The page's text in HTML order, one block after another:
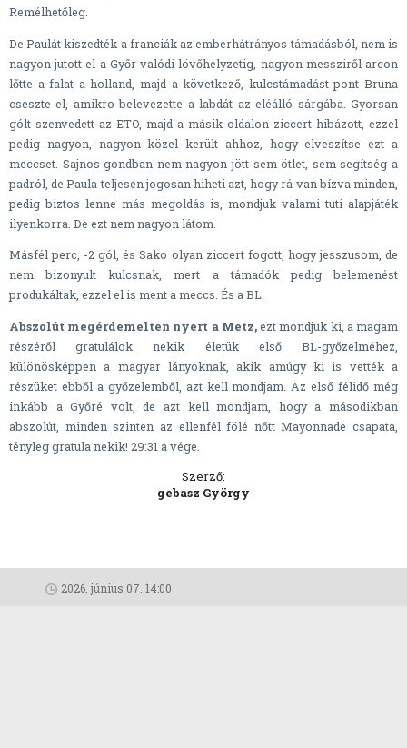
Remélhetőleg.
De Paulát kiszedték a franciák az emberhátrányos támadásból, nem is
nagyon jutott el a Győr valódi lövőhelyzetig, nagyon messziről arcon
lőtte a falat a holland, majd a következő, kulcstámadást pont Bruna
cseszte el, amikro belevezette a labdát az eléálló sárgába. Gyorsan
gólt szenvedett az ETO, majd a másik oldalon ziccert hibázott, ezzel
pedig nagyon, nagyon közel került ahhoz, hogy elveszítse ezt a
meccset. Sajnos gondban nem nagyon jött sem ötlet, sem segítség a
padról, de Paula teljesen jogosan hiheti azt, hogy rá van bízva minden,
pedig biztos lenne más megoldás is, mondjuk valami tuti alapjáték
ilyenkorra. De ezt nem nagyon látom.
Másfél perc, -2 gól, és Sako olyan ziccert fogott, hogy jesszusom, de
nem bizonyult kulcsnak, mert a támadók pedig belemenést
produkáltak, ezzel el is ment a meccs. És a BL.
Abszolút megérdemelten nyert a Metz,ezt mondjuk ki, a magam
részéről gratulálok nekik életük első BL-győzelméhez,
különösképpen a magyar lányoknak, akik amúgy ki is vették a
részüket ebből a győzelemből, azt kell mondjam. Az első félidő még
inkább a Győré volt, de azt kell mondjam, hogy a másodikban
abszolút, minden szinten az ellenfél fölé nőtt Mayonnade csapata,
tényleg gratula nekik! 29:31 a vége.
Szerző:
gebasz György
2026. június 07. 14:00